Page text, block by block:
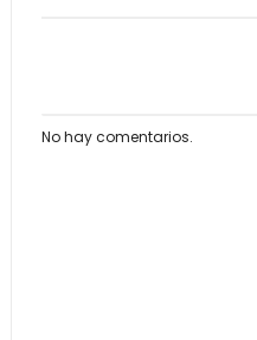
No hay comentarios.